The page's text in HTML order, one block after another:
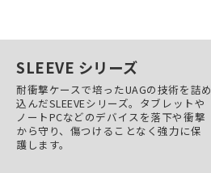
SLEEVE シリーズ
耐衝撃ケースで培ったUAGの技術を詰め
込んだSLEEVEシリーズ。タブレットや
ノートPCなどのデバイスを落下や衝撃
から守り、傷つけることなく強力に保
護します。